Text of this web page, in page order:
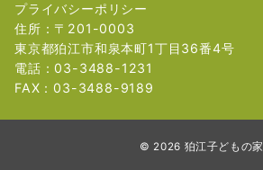
プライバシーポリシー
住所：〒201-0003
東京都狛江市和泉本町1丁目36番4号
電話：03-3488-1231
FAX：03-3488-9189
© 2026 狛江子どもの家